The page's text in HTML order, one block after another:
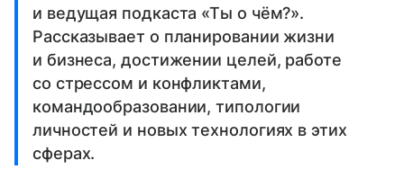
и ведущая подкаста «Ты о чём?».
Рассказывает о планировании жизни
и бизнеса, достижении целей, работе
со стрессом и конфликтами,
командообразовании, типологии
личностей и новых технологиях в этих
сферах.